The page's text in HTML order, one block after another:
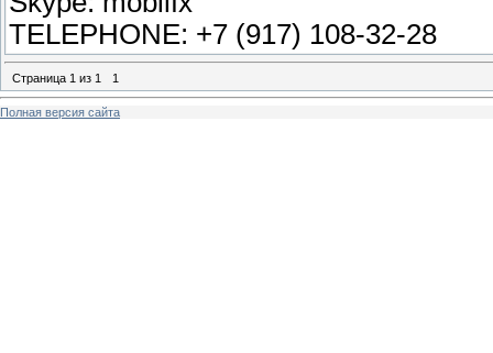
TELEPHONE: +7 (917) 108-32-28
Страница 1 из 1 1
Полная версия сайта